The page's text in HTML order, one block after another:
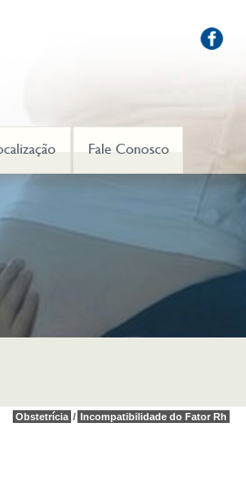
Obstetrícia / Incompatibilidade do Fator Rh